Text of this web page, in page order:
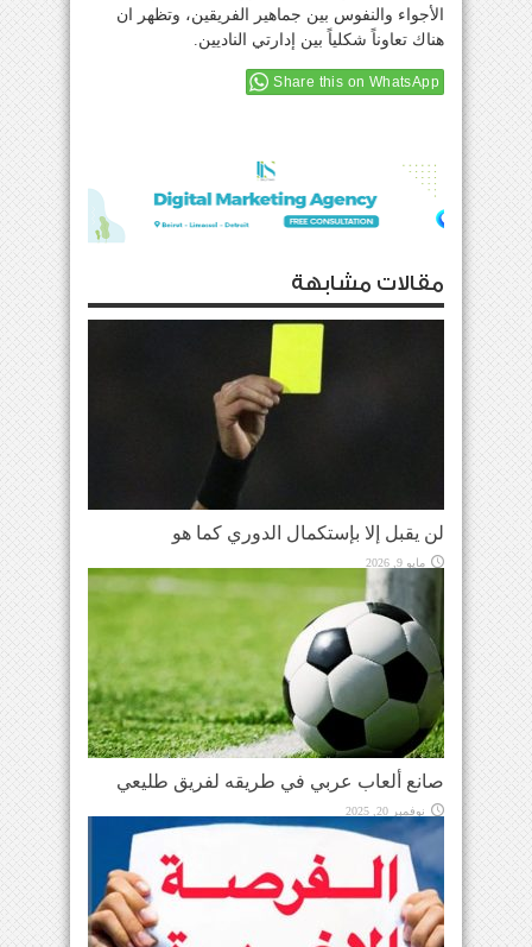
الأجواء والنفوس بين جماهير الفريقين، وتظهر ان
هناك تعاوناً شكلياً بين إدارتي الناديين.
Share this on WhatsApp
مقالات مشابهة
لن يقبل إلا بإستكمال الدوري كما هو
مايو 9, 2026
صانع ألعاب عربي في طريقه لفريق طليعي
نوفمبر 20, 2025